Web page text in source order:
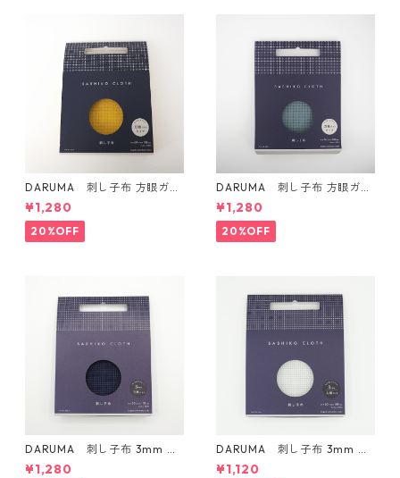
DARUMA 刺し子布 方眼ガイ
ドタイプ Col.4 カラシ
¥1,280
20%OFF
DARUMA 刺し子布 方眼ガイ
ドタイプ Col.5 にぶ青
¥1,280
20%OFF
DARUMA 刺し子布 3mm 方
眼ガイドタイプ Col.3 紺
¥1,280
DARUMA 刺し子布 3mm 方
眼ガイドタイプ Col.1 白
¥1,120